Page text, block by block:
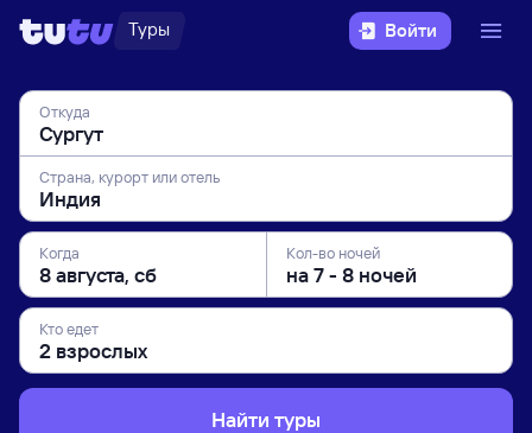
Туры Войти
Откуда
Страна, курорт или отель
Когда Кол-во ночей
Кто едет
Найти туры